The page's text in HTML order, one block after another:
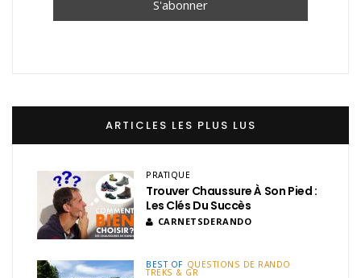
ARTICLES LES PLUS LUS
PRATIQUE
Trouver Chaussure À Son Pied :
Les Clés Du Succès
CARNETSDERANDO
BEST OF QUESTIONS DE RANDO
TREKS & GR